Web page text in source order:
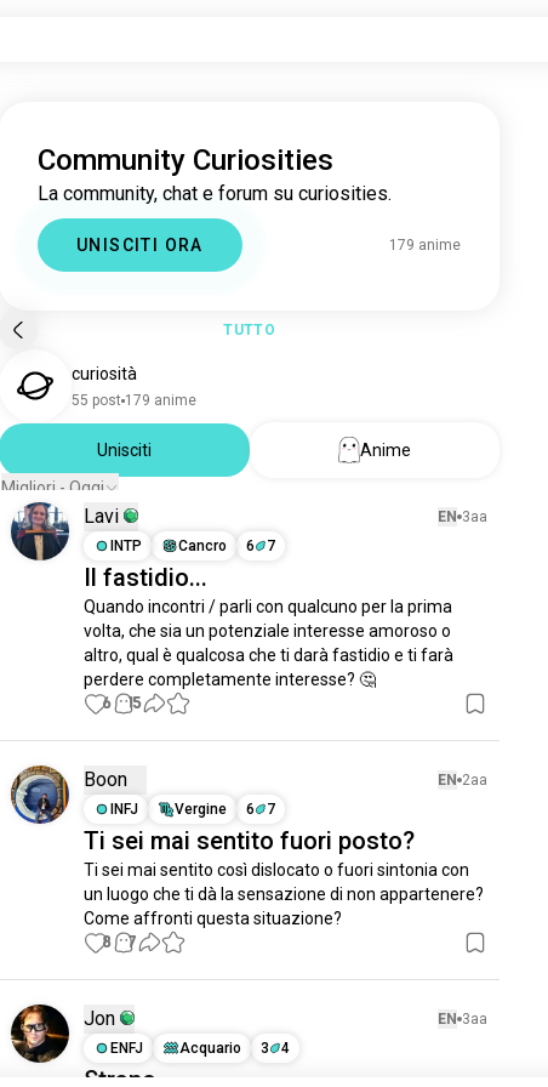
Community Curiosities
La community, chat e forum su curiosities.
UNISCITI ORA 179 anime
TUTTO
curiosità
55 post 179 anime
Unisciti
Anime
Migliori - Oggi
Lavi EN 3aa
INTP
Cancro 6 7
Il fastidio...
Quando incontri / parli con qualcuno per la prima
volta, che sia un potenziale interesse amoroso o
altro, qual è qualcosa che ti darà fastidio e ti farà
perdere completamente interesse? 🤔
6 15
Boon EN 2aa
INFJ
Vergine 6 7
Ti sei mai sentito fuori posto?
Ti sei mai sentito così dislocato o fuori sintonia con
un luogo che ti dà la sensazione di non appartenere?
Come affronti questa situazione?
8 7
Jon EN 3aa
ENFJ
Acquario 3 4
Strano